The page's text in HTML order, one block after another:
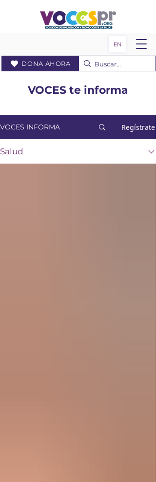
EN
DONA AHORA
VOCES te informa
VOCES INFORMA Regístrate
Salud